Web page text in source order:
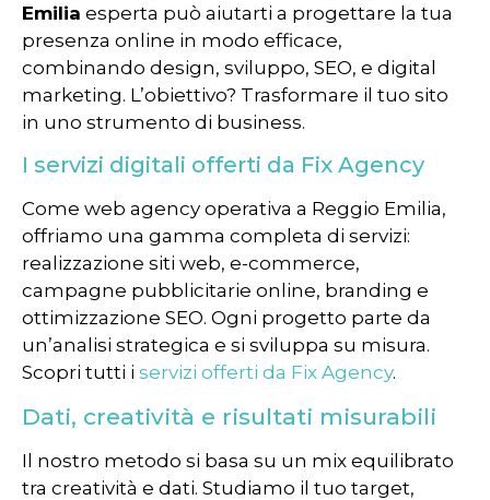
Emilia esperta può aiutarti a progettare la tua
presenza online in modo efficace,
combinando design, sviluppo, SEO, e digital
marketing. L’obiettivo? Trasformare il tuo sito
in uno strumento di business.
I servizi digitali offerti da Fix Agency
Come web agency operativa a Reggio Emilia,
offriamo una gamma completa di servizi:
realizzazione siti web, e-commerce,
campagne pubblicitarie online, branding e
ottimizzazione SEO. Ogni progetto parte da
un’analisi strategica e si sviluppa su misura.
Scopri tutti i servizi offerti da Fix Agency.
Dati, creatività e risultati misurabili
Il nostro metodo si basa su un mix equilibrato
tra creatività e dati. Studiamo il tuo target,